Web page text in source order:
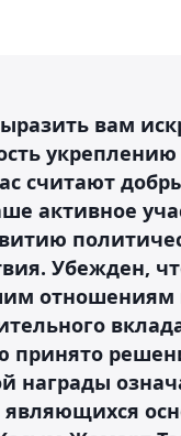
вам
считают
активное
Убежден,
отношениям
награды
являющихся